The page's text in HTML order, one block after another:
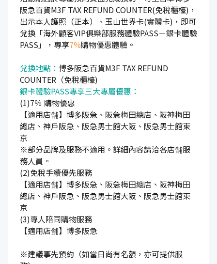
阪急百貨M3F TAX REFUND COUNTER(免稅櫃檯)，
出示本人護照（正本）、玉山世界卡(實體卡)，即可
兌換「海外顧客VIP俱樂部服務體驗PASS－銀卡體驗
PASS」，專享7%購物優惠體驗。
兌換地點： 博多阪急百貨M3F TAX REFUND
COUNTER（免稅櫃檯)
銀卡體驗PASS專享三大專屬優惠：
(1)7％ 購物優惠
【適用店舗】博多阪急、阪急梅田總店、阪神梅田
總店、神戶阪急、阪急男士館大阪、阪急男士館東
京
※部分品牌及服務不適用。詳細內容請洽各店舗服
務人員。
(2)免稅手續優先服務
【適用店舗】博多阪急、阪急梅田總店、阪神梅田
總店、神戶阪急、阪急男士館大阪、阪急男士館東
京
(3)專人陪同購物服務
【適用店舗】博多阪急
※建議事先預約（如當日尚有名額，亦可提供服